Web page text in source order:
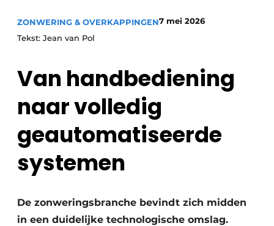
ZONWERING & OVERKAPPINGEN7 mei 2026
Tekst: Jean van Pol
Van handbediening
naar volledig
geautomatiseerde
systemen
De zonweringsbranche bevindt zich midden
in een duidelijke technologische omslag.